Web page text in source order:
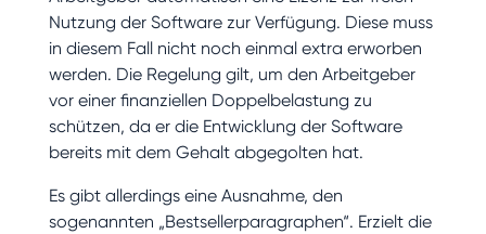
Nutzung der Software zur Verfügung. Diese muss
in diesem Fall nicht noch einmal extra erworben
werden. Die Regelung gilt, um den Arbeitgeber
vor einer finanziellen Doppelbelastung zu
schützen, da er die Entwicklung der Software
bereits mit dem Gehalt abgegolten hat.
Es gibt allerdings eine Ausnahme, den
sogenannten „Bestsellerparagraphen“. Erzielt die